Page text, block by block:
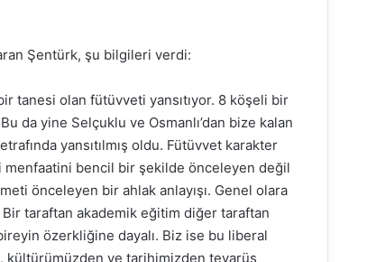
Şentürk, şu bilgileri verdi:
tanesi olan fütüvveti yansıtıyor. 8 köşeli bir
da yine Selçuklu ve Osmanlı’dan bize kalan
yansıtılmış oldu. Fütüvvet karakter
menfaatini bencil bir şekilde önceleyen değil
önceleyen bir ahlak anlayışı. Genel olara
taraftan akademik eğitim diğer taraftan
özerkliğine dayalı. Biz ise bu liberal
kültürümüzden ve tarihimizden tevarüs